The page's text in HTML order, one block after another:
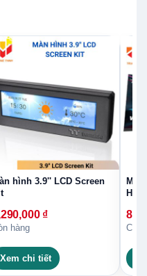
hình 3.9'' LCD Screen
₫
hàng
Xem chi tiết
Màn
Còn